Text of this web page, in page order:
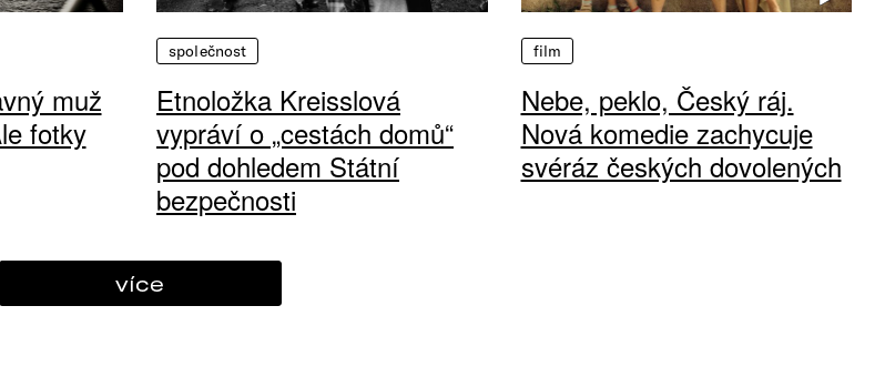
muž
fotky
společnost
Etnoložka Kreisslová
vypráví o „cestách domů“
pod dohledem Státní
bezpečnosti
film
Nebe, peklo, Český ráj.
Nová komedie zachycuje
svéráz českých dovolených
více